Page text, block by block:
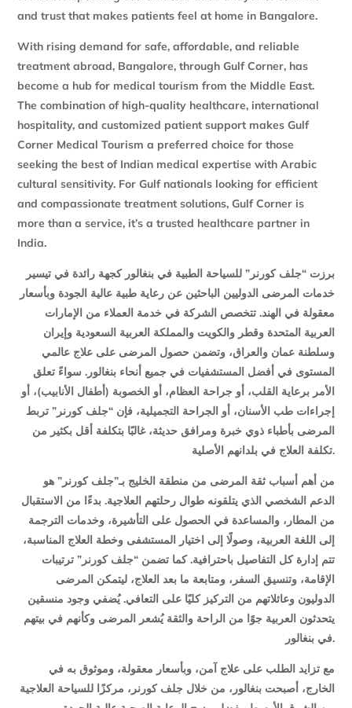
and trust that makes patients feel at home in Bangalore.
With rising demand for safe, affordable, and reliable
treatment abroad, Bangalore, through Gulf Corner, has
become a hub for medical tourism from the Middle East.
The combination of high-quality healthcare, international
hospitality, and customized patient support makes Gulf
Corner Medical Tourism a preferred choice for those
seeking the best of Indian medical expertise with Arabic
cultural sensitivity. For Gulf nationals looking for efficient
and compassionate treatment solutions, Gulf Corner is
more than a service, it’s a trusted healthcare partner in
India.
برزت “جلف كورنر” للسياحة الطبية في بنغالور كجهة رائدة في تيسير
خدمات المرضى الدوليين الباحثين عن رعاية طبية عالية الجودة وبأسعار
معقولة في الهند. تتخصص الشركة في خدمة العملاء من الإمارات
العربية المتحدة وقطر والكويت والمملكة العربية السعودية وإيران
وسلطنة عمان والعراق، وتضمن حصول المرضى على علاج عالمي
المستوى في أفضل المستشفيات في جميع أنحاء بنغالور. سواءً تعلق
الأمر برعاية القلب، أو جراحة العظام، أو الخصوبة (أطفال الأنابيب)، أو
إجراءات طب الأسنان، أو الجراحة التجميلية، فإن “جلف كورنر” تربط
المرضى بأطباء ذوي خبرة ومرافق حديثة، غالبًا بتكلفة أقل بكثير من
تكلفة العلاج في بلدانهم الأصلية.
من أهم أسباب ثقة المرضى من منطقة الخليج بـ”جلف كورنر” هو
الدعم الشخصي الذي يتلقونه طوال رحلتهم العلاجية. بدءًا من الاستقبال
من المطار، والمساعدة في الحصول على التأشيرة، وخدمات الترجمة
إلى اللغة العربية، وصولًا إلى اختيار المستشفى وخطة العلاج المناسبة،
تتم إدارة كل التفاصيل باحترافية. كما تضمن “جلف كورنر” ترتيبات
الإقامة، وتنسيق السفر، ومتابعة ما بعد العلاج، ليتمكن المرضى
الدوليون وعائلاتهم من التركيز كليًا على التعافي. يُضفي وجود منسقين
يتحدثون العربية جوًا من الراحة والثقة يُشعر المرضى وكأنهم في بيتهم
في بنغالور.
مع تزايد الطلب على علاج آمن، وبأسعار معقولة، وموثوق به في
الخارج، أصبحت بنغالور، من خلال جلف كورنر، مركزًا للسياحة العلاجية